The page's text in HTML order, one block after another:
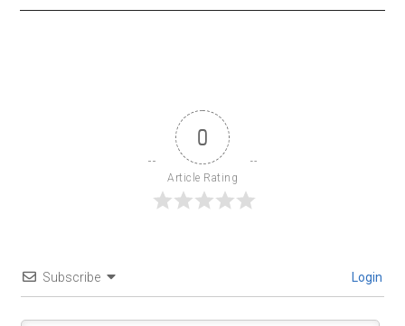
0
Article Rating
Subscribe Login